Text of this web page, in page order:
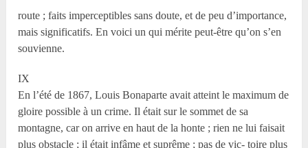
route ; faits imperceptibles sans doute, et de peu d’importance,
mais significatifs. En voici un qui mérite peut-être qu’on s’en
souvienne.
IX
En l’été de 1867, Louis Bonaparte avait atteint le maximum de
gloire possible à un crime. Il était sur le sommet de sa
montagne, car on arrive en haut de la honte ; rien ne lui faisait
plus obstacle ; il était infâme et suprême ; pas de vic- toire plus